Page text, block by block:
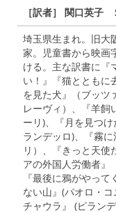
［訳者］ 関口英
埼玉県生まれ。旧大
家。児童書から映画
ける。主な訳書に『
い！』『猫とともに
を見た犬』（ブッツ
レーヴィ）、『羊
ーリ)、『月を見つ
ランデッロ)、『霧
リ）、『きっと天使
アの外国人労働者』
『最後に鴉がやっ
ない山』(パオロ・
チャウラ』 (ピラン